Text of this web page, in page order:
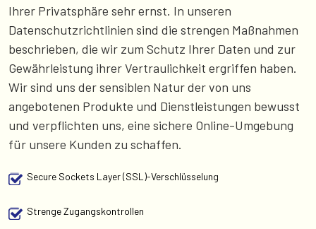
Ihrer Privatsphäre sehr ernst. In unseren
Datenschutzrichtlinien sind die strengen Maßnahmen
beschrieben, die wir zum Schutz Ihrer Daten und zur
Gewährleistung ihrer Vertraulichkeit ergriffen haben.
Wir sind uns der sensiblen Natur der von uns
angebotenen Produkte und Dienstleistungen bewusst
und verpflichten uns, eine sichere Online-Umgebung
für unsere Kunden zu schaffen.
Secure Sockets Layer (SSL)-Verschlüsselung
Strenge Zugangskontrollen